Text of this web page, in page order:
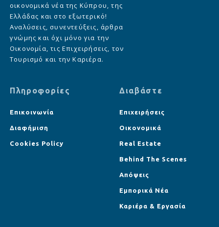
οικονομικά νέα της Κύπρου, της
Ελλάδας και στο εξωτερικό!
Αναλύσεις, συνεντεύξεις, άρθρα
γνώμης και όχι μόνο για την
Οικονομία, τις Επιχειρήσεις, τον
Τουρισμό και την Καριέρα.
Πληροφορίες
Επικοινωνία
Διαφήμιση
Cookies Policy
Διαβάστε
Επιχειρήσεις
Οικονομικά
Real Estate
Behind The Scenes
Απόψεις
Εμπορικά Νέα
Καριέρα & Εργασία